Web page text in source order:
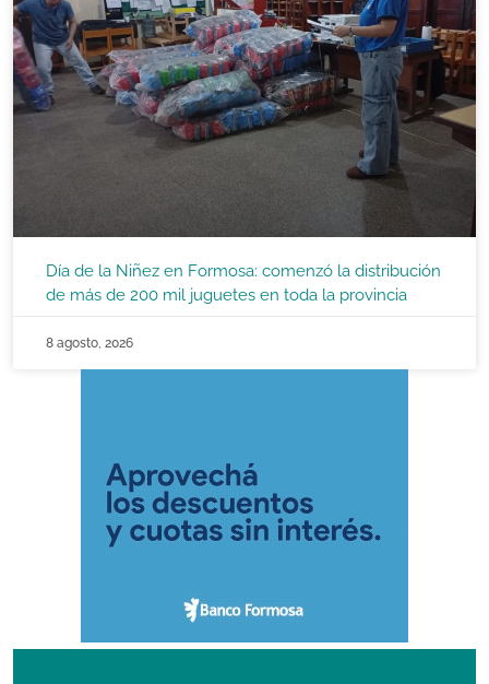
Día de la Niñez en Formosa: comenzó la distribución
de más de 200 mil juguetes en toda la provincia
8 agosto, 2026